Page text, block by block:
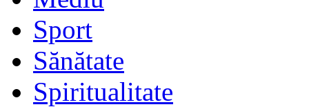
Sport
Sănătate
Spiritualitate